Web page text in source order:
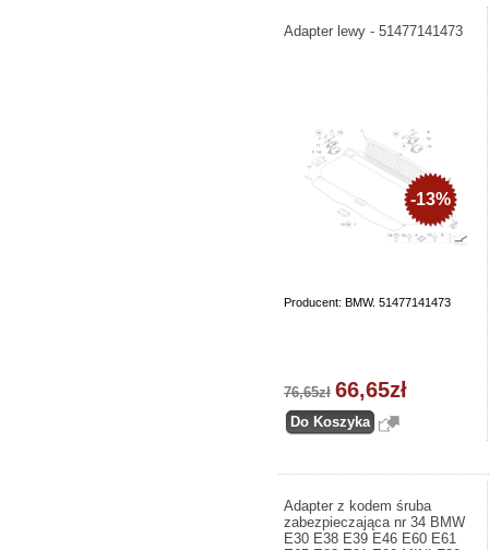
Adapter lewy - 51477141473
Producent: BMW. 51477141473
-13%
76,65zł 66,65zł
Adapter z kodem śruba
zabezpieczająca nr 34 BMW
E30 E38 E39 E46 E60 E61